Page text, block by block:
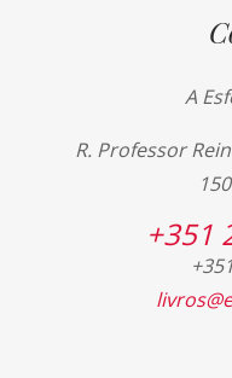
A
R. Professor
+351